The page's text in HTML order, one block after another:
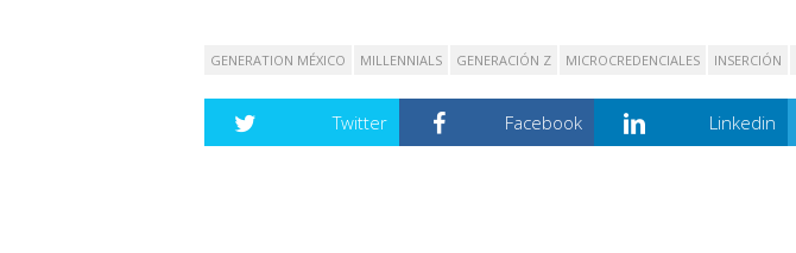
GENERATION MÉXICO MILLENNIALS GENERACIÓN Z MICROCREDENCIALES INSERCIÓN
Twitter Facebook Linkedin